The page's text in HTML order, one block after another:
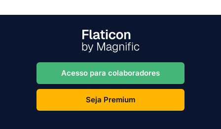
Acesso para colaboradores
Seja Premium